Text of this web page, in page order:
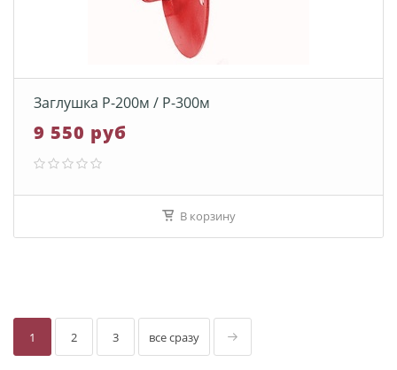
Заглушка Р-200м / Р-300м
9 550 руб
В корзину
1 2 3 все сразу